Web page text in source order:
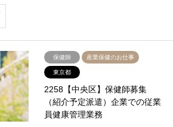
保健師 産業保健のお仕事
東京都
2258【中央区】保健師募集
（紹介予定派遣）企業での従業
員健康管理業務